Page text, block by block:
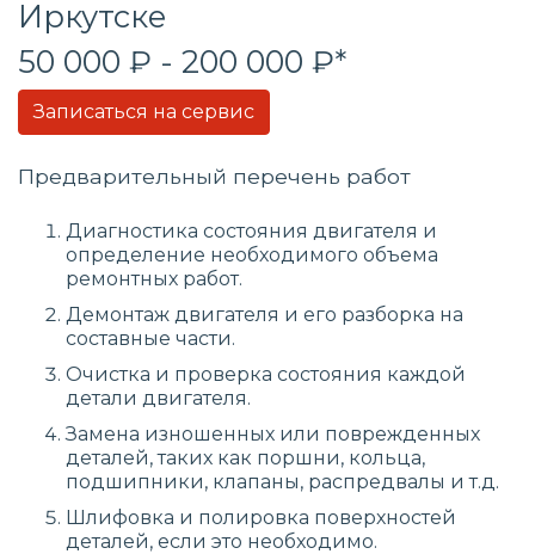
Иркутске
50 000 ₽ - 200 000 ₽*
Записаться на сервис
Предварительный перечень работ
Диагностика состояния двигателя и
определение необходимого объема
ремонтных работ.
Демонтаж двигателя и его разборка на
составные части.
Очистка и проверка состояния каждой
детали двигателя.
Замена изношенных или поврежденных
деталей, таких как поршни, кольца,
подшипники, клапаны, распредвалы и т.д.
Шлифовка и полировка поверхностей
деталей, если это необходимо.